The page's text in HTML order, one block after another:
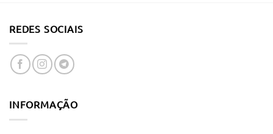
REDES SOCIAIS
INFORMAÇÃO